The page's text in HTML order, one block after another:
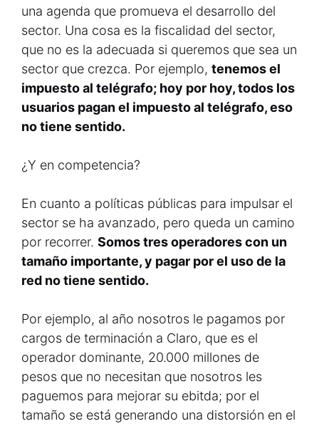
una agenda que promueva el desarrollo del
sector. Una cosa es la fiscalidad del sector,
que no es la adecuada si queremos que sea un
sector que crezca. Por ejemplo, tenemos el
impuesto al telégrafo; hoy por hoy, todos los
usuarios pagan el impuesto al telégrafo, eso
no tiene sentido.
¿Y en competencia?
En cuanto a políticas públicas para impulsar el
sector se ha avanzado, pero queda un camino
por recorrer. Somos tres operadores con un
tamaño importante, y pagar por el uso de la
red no tiene sentido.
Por ejemplo, al año nosotros le pagamos por
cargos de terminación a Claro, que es el
operador dominante, 20.000 millones de
pesos que no necesitan que nosotros les
paguemos para mejorar su ebitda; por el
tamaño se está generando una distorsión en el